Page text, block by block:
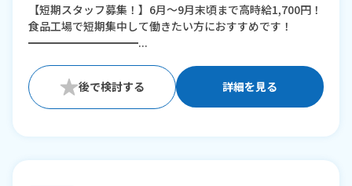
※残業：20〜40時間程度/月
【短期スタッフ募集！】6月～9月末頃まで高時給1,700円！
食品工場で短期集中して働きたい方におすすめです！
━━━━━━━━━━...
詳細を見る